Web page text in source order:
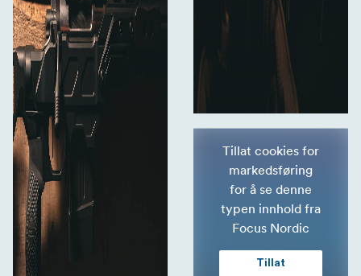
Tillat cookies for
markedsføring
for å se denne
typen innhold fra
Focus Nordic
Tillat